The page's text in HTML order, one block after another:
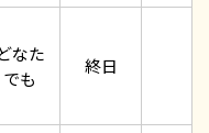
なた
でも
終日